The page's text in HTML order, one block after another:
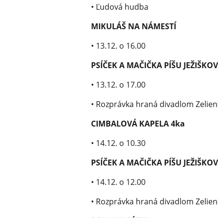
• Ľudová hudba
MIKULÁŠ NA NÁMESTÍ
• 13.12. o 16.00
PSÍČEK A MAČIČKA PÍŠU
• 13.12. o 17.00
• Rozprávka hraná divadlom
CIMBALOVÁ KAPELA 4ka
• 14.12. o 10.30
PSÍČEK A MAČIČKA PÍŠU
• 14.12. o 12.00
• Rozprávka hraná divadlom